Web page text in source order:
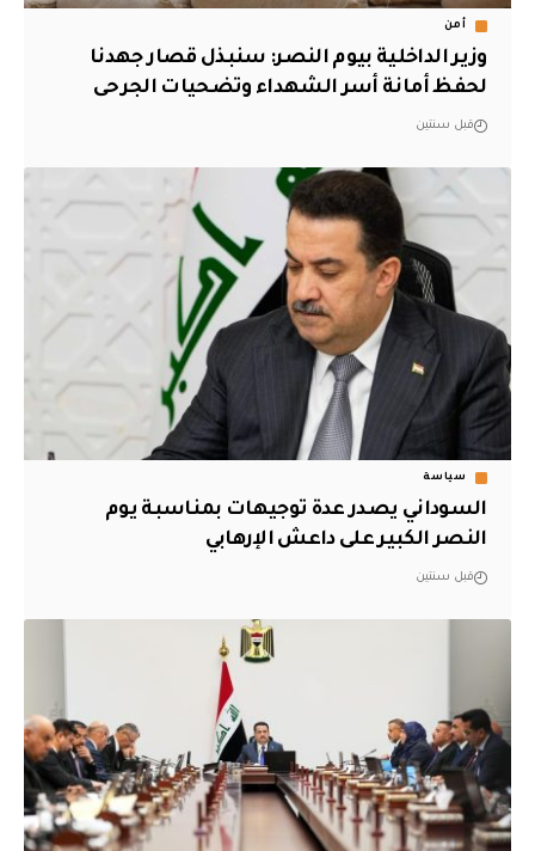
أمن
وزير الداخلية بيوم النصر: سنبذل قصار جهدنا
لحفظ أمانة أسر الشهداء وتضحيات الجرحى
قبل سنتين
سياسة
السوداني يصدر عدة توجيهات بمناسبة يوم
النصر الكبير على داعش الإرهابي
قبل سنتين